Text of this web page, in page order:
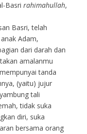
Basri rahimahullah,
Basri, telah
Adam,
dari darah dan
amalanmu
tanda
(yaitu) jujur
tali
tidak suka
diri, suka
bersama orang